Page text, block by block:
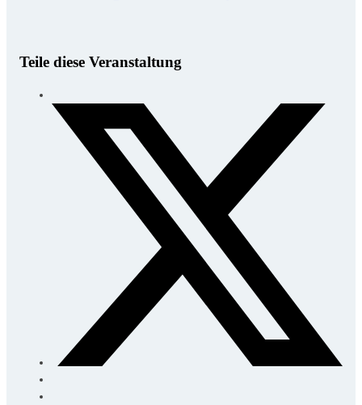
Teile diese Veranstaltung